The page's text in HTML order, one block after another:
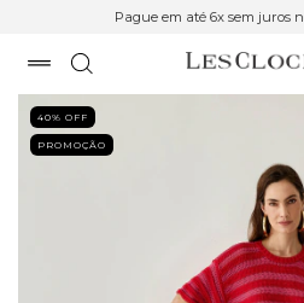
Pague em até 6x sem juros
40% OFF
PROMOÇÃO